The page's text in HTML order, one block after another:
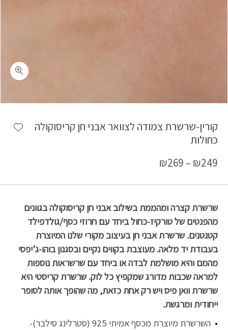
קורין-שרשרת צמודה לצוואר אבני חן קריסוקולה
כחולות
₪249
–
₪269
שרשרת קצרה ומהממת בשילוב אבני חן קריסוקולה בגוונים
מהפנטים של טורקיז-כחול ביחד עם חרוזי כסף/גולדפילד
קטנטנים. שרשרת אבני חן בעיצוב מקורי שלנו המיוצרת
בעבודת יד מלאה. מעוצבת בקווים נקיים ובסגנון בוהו-ג’יפסי
מהמם והיא מושלמת לבדה או ביחד עם שרשראות נוספות
למראה שכבות מדורג שמקפיץ כל לוק. שרשרת קריסטי היא
שרשרת וואן פיס ויש רק אחת כזאת, מה שהופך אותה לסופר
ייחודית ומרגשת.
השרשרת מיוצרת מכסף אמיתי 925 (סטרלינג סילבר)-